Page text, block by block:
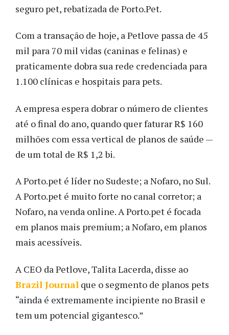
seguro pet, rebatizada de Porto.Pet.
Com a transação de hoje, a Petlove passa de 45
mil para 70 mil vidas (caninas e felinas) e
praticamente dobra sua rede credenciada para
1.100 clínicas e hospitais para pets.
A empresa espera dobrar o número de clientes
até o final do ano, quando quer faturar R$ 160
milhões com essa vertical de planos de saúde —
de um total de R$ 1,2 bi.
A Porto.pet é líder no Sudeste; a Nofaro, no Sul.
A Porto.pet é muito forte no canal corretor; a
Nofaro, na venda online. A Porto.pet é focada
em planos mais premium; a Nofaro, em planos
mais acessíveis.
A CEO da Petlove, Talita Lacerda, disse ao
Brazil Journal que o segmento de planos pets
“ainda é extremamente incipiente no Brasil e
tem um potencial gigantesco.”